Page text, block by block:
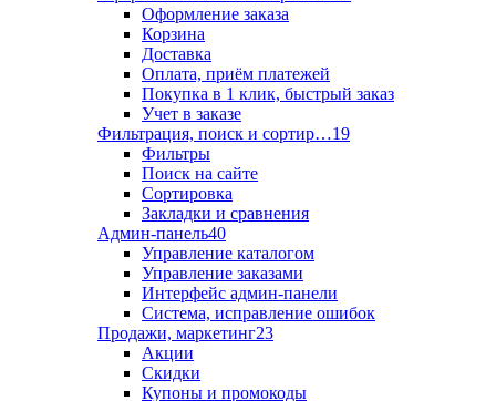
Оформление заказа
Корзина
Доставка
Оплата, приём платежей
Покупка в 1 клик, быстрый заказ
Учет в заказе
Фильтрация, поиск и сортир…19
Фильтры
Поиск на сайте
Сортировка
Закладки и сравнения
Админ-панель40
Управление каталогом
Управление заказами
Интерфейс админ-панели
Система, исправление ошибок
Продажи, маркетинг23
Акции
Скидки
Купоны и промокоды